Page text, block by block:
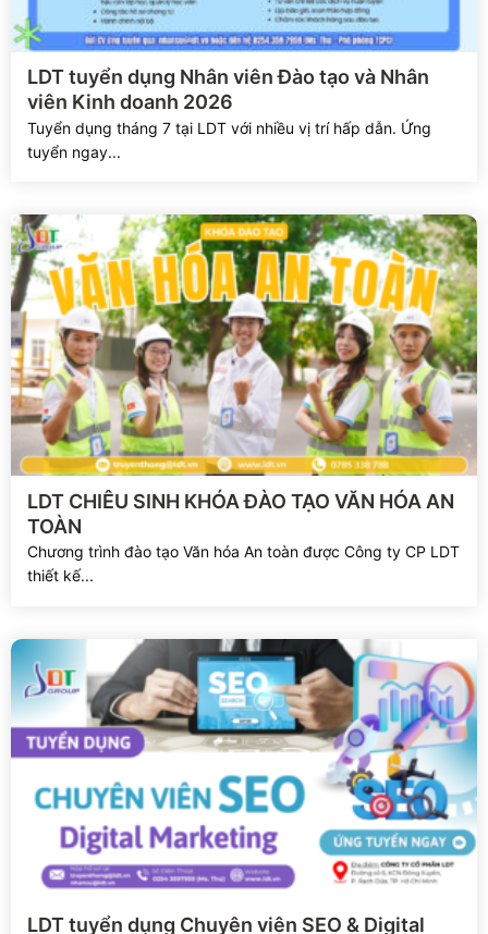
Xem chi tiết
LDT tuyển dụng Nhân viên Đào tạo và Nhân
viên Kinh doanh 2026
Tuyển dụng tháng 7 tại LDT với nhiều vị trí hấp dẫn. Ứng
tuyển ngay...
Xem chi tiết
LDT CHIÊU SINH KHÓA ĐÀO TẠO VĂN HÓA AN
TOÀN
Chương trình đào tạo Văn hóa An toàn được Công ty CP LDT
thiết kế...
Xem chi tiết
LDT tuyển dụng Chuyên viên SEO & Digital